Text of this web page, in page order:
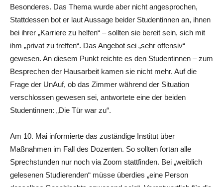
Besonderes. Das Thema wurde aber nicht angesprochen,
Stattdessen bot er laut Aussage beider Studentinnen an, ihnen
bei ihrer „Karriere zu helfen“ – sollten sie bereit sein, sich mit
ihm „privat zu treffen“. Das Angebot sei „sehr offensiv“
gewesen. An diesem Punkt reichte es den Studentinnen – zum
Besprechen der Hausarbeit kamen sie nicht mehr. Auf die
Frage der UnAuf, ob das Zimmer während der Situation
verschlossen gewesen sei, antwortete eine der beiden
Studentinnen: „Die Tür war zu“.
Am 10. Mai informierte das zuständige Institut über
Maßnahmen im Fall des Dozenten. So sollten fortan alle
Sprechstunden nur noch via Zoom stattfinden. Bei „weiblich
gelesenen Studierenden“ müsse überdies „eine Person